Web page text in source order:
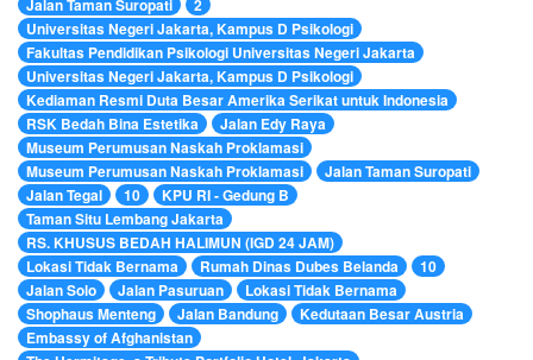
Jalan Taman Suropati
2
Universitas Negeri Jakarta, Kampus D Psikologi
Fakultas Pendidikan Psikologi Universitas Negeri Jakarta
Universitas Negeri Jakarta, Kampus D Psikologi
Kediaman Resmi Duta Besar Amerika Serikat untuk Indonesia
RSK Bedah Bina Estetika
Jalan Edy Raya
Museum Perumusan Naskah Proklamasi
Museum Perumusan Naskah Proklamasi
Jalan Taman Suropati
Jalan Tegal
10
KPU RI - Gedung B
Taman Situ Lembang Jakarta
RS. KHUSUS BEDAH HALIMUN (IGD 24 JAM)
Lokasi Tidak Bernama
Rumah Dinas Dubes Belanda
10
Jalan Solo
Jalan Pasuruan
Lokasi Tidak Bernama
Shophaus Menteng
Jalan Bandung
Kedutaan Besar Austria
Embassy of Afghanistan